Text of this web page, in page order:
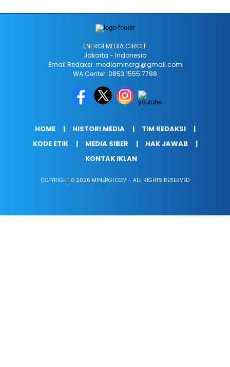
ENERGI MEDIA CIRCLE
Jakarta - Indonesia
Email Redaksi: mediaminergi@gmail.com
WA Center: 0853 1555 7788
HOME HISTORI MEDIA
TIM REDAKSI
KODE ETIK
MEDIA SIBER
HAK JAWAB
KONTAK IKLAN
COPYRIGHT © 2026 MINERGI.COM - ALL RIGHTS RESERVED